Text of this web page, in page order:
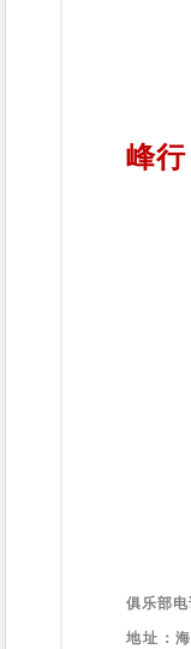
峰
俱乐部电
地址：